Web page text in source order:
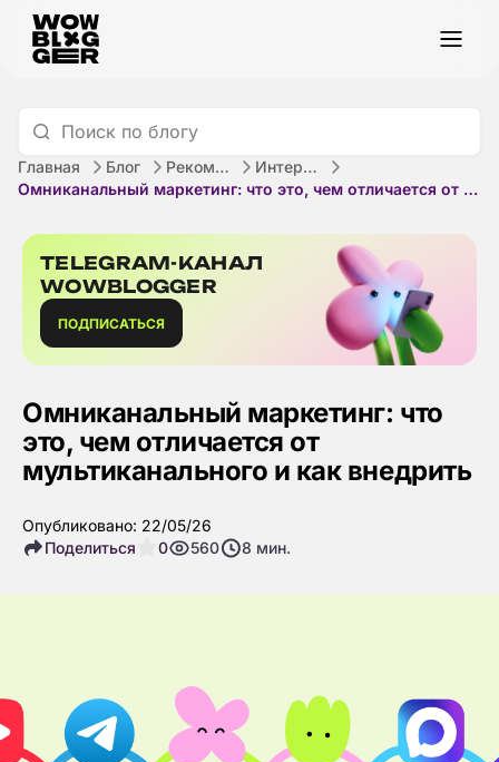
Главная Блог Рекомендации
Интернет-маркетинг
Омниканальный маркетинг: что это, чем отличается от мультиканального и как внедрить
TELEGRAM-КАНАЛ
WOWBLOGGER
ПОДПИСАТЬСЯ
Омниканальный маркетинг: что
это, чем отличается от
мультиканального и как внедрить
Опубликовано: 22/05/26
Поделиться
0 560 8 мин.